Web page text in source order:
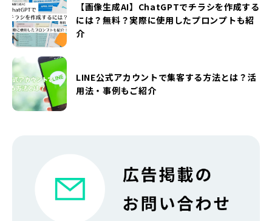
【画像生成AI】ChatGPTでチラシを作成する
には？無料？実際に使用したプロンプトも紹
介
LINE公式アカウントで集客する方法とは？活
用法・事例もご紹介